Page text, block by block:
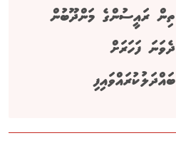
ތިން ރައީސުންގެ މަންދޫބުން
ދެވަނަ ފަހަރަށް
ބައްދަލުކުރައްވައިފި